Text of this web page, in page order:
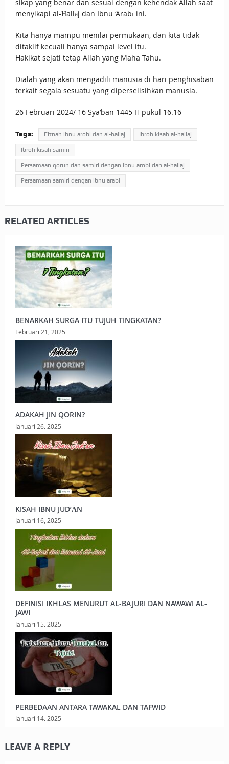
sikap yang benar dan sesuai dengan kehendak Allah saat
menyikapi al-Ḥallāj dan Ibnu ‘Arabī ini.
Kita hanya mampu menilai permukaan, dan kita tidak
ditaklif kecuali hanya sampai level itu.
Hakikat sejati tetap Allah yang Maha Tahu.
Dialah yang akan mengadili manusia di hari penghisaban
terkait segala sesuatu yang diperselisihkan manusia.
26 Februari 2024/ 16 Sya’ban 1445 H pukul 16.16
Tags: Fitnah ibnu arobi dan al-hallaj Ibroh kisah al-hallaj
Ibroh kisah samiri
Persamaan qorun dan samiri dengan ibnu arobi dan al-hallaj
Persamaan samiri dengan ibnu arabi
RELATED ARTICLES
BENARKAH SURGA ITU TUJUH TINGKATAN?
Februari 21, 2025
ADAKAH JIN QORIN?
Januari 26, 2025
KISAH IBNU JUD’ĀN
Januari 16, 2025
DEFINISI IKHLAS MENURUT AL-BAJURI DAN NAWAWI AL-
JAWI
Januari 15, 2025
PERBEDAAN ANTARA TAWAKAL DAN TAFWID
Januari 14, 2025
LEAVE A REPLY